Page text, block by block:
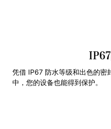
凭借 IP67 防水等级和出色的密
中，您的设备也能得到保护。